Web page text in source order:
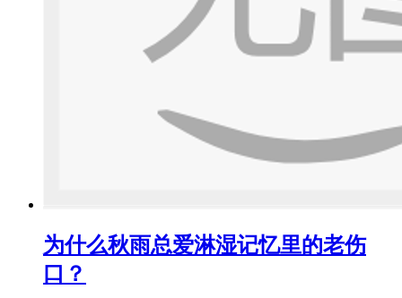
为什么秋雨总爱淋湿记忆里的老伤
口？